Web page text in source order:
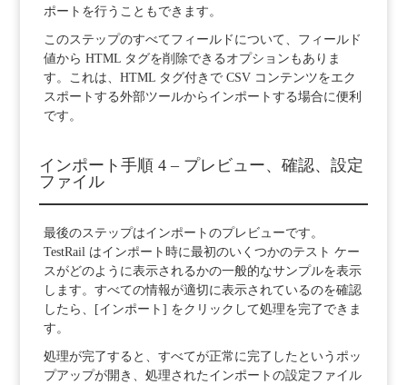
ポートを行うこともできます。
このステップのすべてフィールドについて、フィールド
値から HTML タグを削除できるオプションもありま
す。これは、HTML タグ付きで CSV コンテンツをエク
スポートする外部ツールからインポートする場合に便利
です。
インポート手順 4 – プレビュー、確認、設定
ファイル
最後のステップはインポートのプレビューです。
TestRail はインポート時に最初のいくつかのテスト ケー
スがどのように表示されるかの一般的なサンプルを表示
します。すべての情報が適切に表示されているのを確認
したら、[インポート] をクリックして処理を完了できま
す。
処理が完了すると、すべてが正常に完了したというポッ
プアップが開き、処理されたインポートの設定ファイル